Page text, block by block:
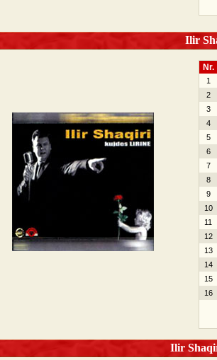
Ilir
Nr.
1
2
3
4
5
6
7
8
9
10
11
12
13
14
15
16
Ilir